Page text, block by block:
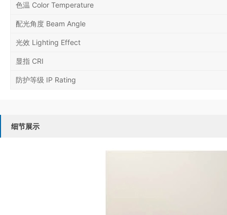
色温 Color Temperature
配光角度 Beam Angle
光效 Lighting Effect
显指 CRI
防护等级 IP Rating
细节展示